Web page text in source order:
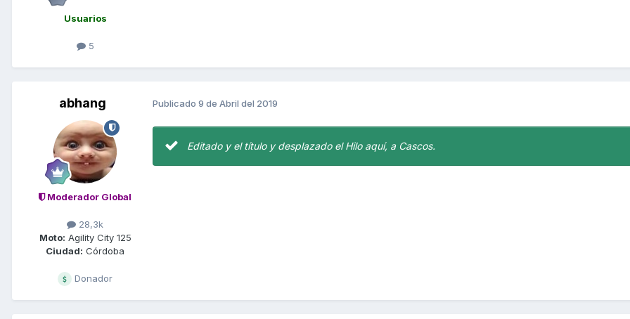
Usuarios
5
abhang
Moderador Global
28,3k
Moto: Agility City 125
Ciudad: Córdoba
Donador
Publicado 9 de Abril del 2019
Editado y el título y desplazado el Hilo aquí, a Cascos.